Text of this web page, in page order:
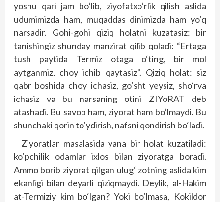
yoshu qari jam bo‘lib, ziyofatxo‘rlik qilish aslida
udumimizda ham, muqaddas dinimizda ham yo‘q
narsadir. Gohi-gohi qiziq holatni kuzatasiz: bir
tanishingiz shunday manzirat qilib qoladi: “Ertaga
tush paytida Termiz otaga o‘ting, bir mol
aytganmiz, choy ichib qaytasiz”. Qiziq holat: siz
qabr boshida choy ichasiz, go‘sht yeysiz, sho‘rva
ichasiz va bu narsaning otini ZIYoRAT deb
atashadi. Bu savob ham, ziyorat ham bo‘lmaydi. Bu
shunchaki qorin to‘ydirish, nafsni qondirish bo‘ladi.
Ziyoratlar masalasida yana bir holat kuzatiladi:
ko‘pchilik odamlar ixlos bilan ziyoratga boradi.
Ammo borib ziyorat qilgan ulug‘ zotning aslida kim
ekanligi bilan deyarli qiziqmaydi. Deylik, al-Hakim
at-Termiziy kim bo‘lgan? Yoki bo‘lmasa, Kokildor